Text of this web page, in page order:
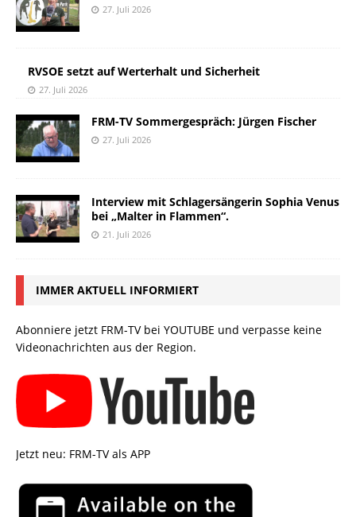
27. Juli 2026
RVSOE setzt auf Werterhalt und Sicherheit
27. Juli 2026
FRM-TV Sommergespräch: Jürgen Fischer
27. Juli 2026
Interview mit Schlagersängerin Sophia Venus
bei „Malter in Flammen“.
21. Juli 2026
IMMER AKTUELL INFORMIERT
Abonniere jetzt FRM-TV bei YOUTUBE und verpasse keine
Videonachrichten aus der Region.
Jetzt neu: FRM-TV als APP